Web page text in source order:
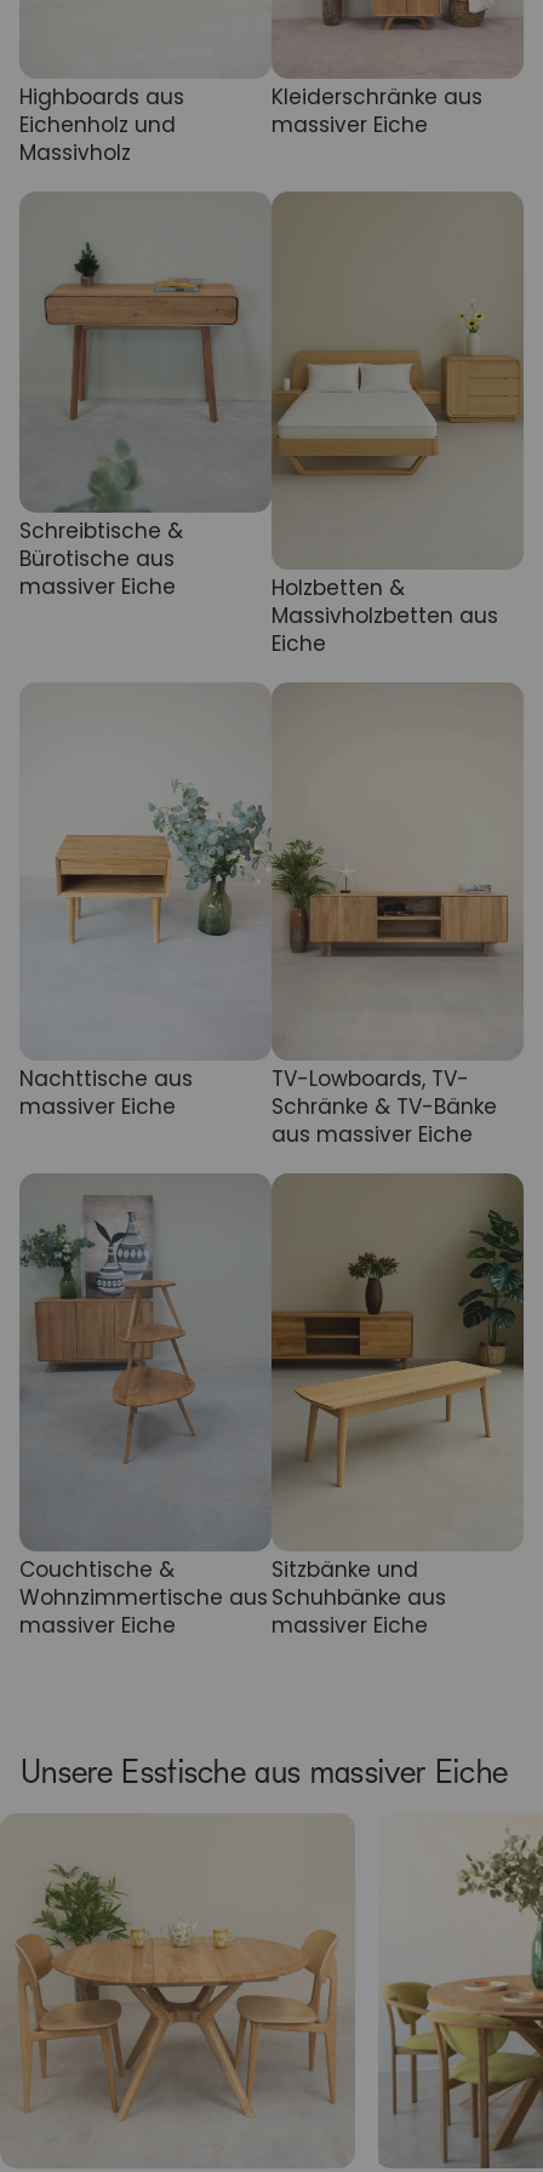
Highboards aus
Eichenholz und
Massivholz
Kleiderschränke aus
massiver Eiche
Schreibtische &
Bürotische aus
massiver Eiche
Holzbetten &
Massivholzbetten aus
Eiche
Nachttische aus
massiver Eiche
TV-Lowboards, TV-
Schränke & TV-Bänke
aus massiver Eiche
Couchtische &
Wohnzimmertische aus
massiver Eiche
Sitzbänke und
Schuhbänke aus
massiver Eiche
Unsere Esstische aus massiver Eiche